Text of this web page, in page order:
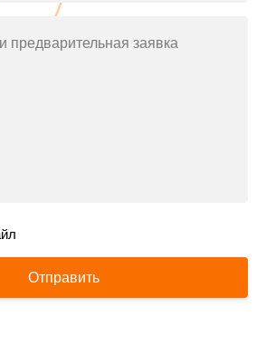
предварительная заявка
Отправить